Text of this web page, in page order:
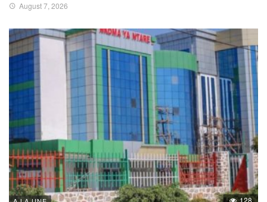
August 7, 2026
128